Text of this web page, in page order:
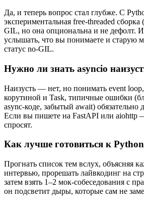
Да, и теперь вопрос стал глубже. С
экспериментальная free-threaded
GIL, но она опциональна и не дефолт.
услышать, что вы понимаете и старую
статус no-GIL.
Нужно ли знать asyncio
Наизусть — нет, но понимать event
корутиной и Task, типичные ошибки
async-коде, забытый await) обязательно
Если вы пишете на FastAPI или aiohttp
спросят.
Как лучше готовиться к
Прогнать список тем вслух, объясняя
интервью, прорешать лайвкодинг на
затем взять 1–2 мок-собеседования с
он подсветит дыры, которые сам не